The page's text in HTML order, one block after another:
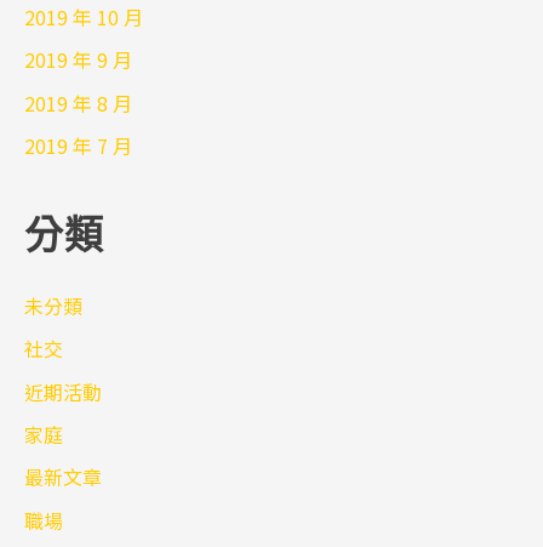
2019 年 10 月
2019 年 9 月
2019 年 8 月
2019 年 7 月
分類
未分類
社交
近期活動
家庭
最新文章
職場